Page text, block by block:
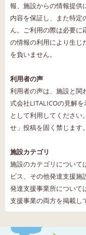
報、施設からの情報提供
内容を保証し、また特定
ん。ご利用の際は必要に
の情報の利用により生じ
を負いません。
利用者の声
利用者の声は、施設と関
式会社LITALICOの見解
として利用してください
せ」投稿を固く禁じます
施設カテゴリ
施設のカテゴリについて
ビス、その他発達支援
発達支援事業所について
支援事業の両方を掲載し